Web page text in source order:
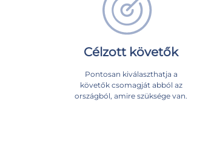
Célzott követők
Pontosan kiválaszthatja a
követők csomagját abból az
országból, amire szüksége van.